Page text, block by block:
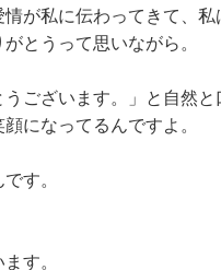
が私に伝わってきて、
とうって思いながら。
ございます。」と自然と
になってるんですよ。
す。
す。